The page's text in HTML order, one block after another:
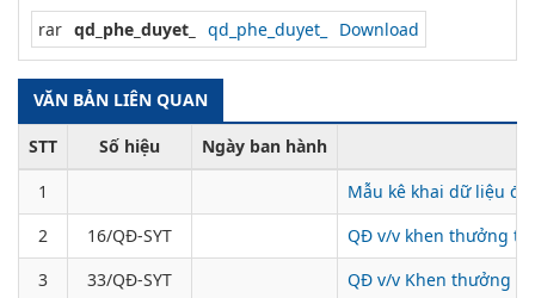
rar qd_phe_duyet_ qd_phe_duyet_ Download
VĂN BẢN LIÊN QUAN
STT Số hiệu
Ngày ban hành
1
Mẫu kê khai dữ liệu
2
16/QĐ-SYT
QĐ v/v khen thưởng
3
33/QĐ-SYT
QĐ v/v Khen thưởng